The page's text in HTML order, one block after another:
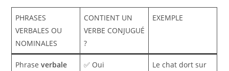
PHRASES
VERBALES OU
NOMINALES
CONTIENT UN
VERBE CONJUGUÉ
?
EXEMPLE
Phraseverbale ✅ Oui
Le chat dort sur